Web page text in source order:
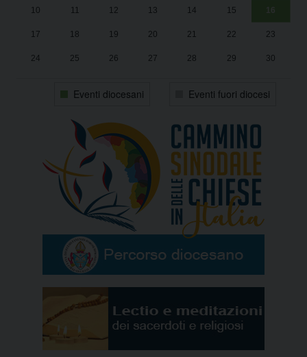
10 11 12 13 14 15 16
17 18 19 20 21 22 23
24 25 26 27 28 29 30
Eventi diocesani Eventi fuori diocesi